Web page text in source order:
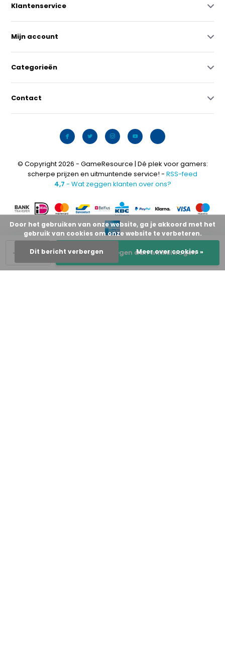
+
- Toevoegen aan winkelwagen
Klantenservice
Mijn account
Categorieën
Contact
© Copyright 2026 - GameResource | Dé plek voor gamers:
scherpe prijzen en uitmuntende service! - RSS-feed
4,7 - Wat zeggen klanten over ons?
Door het gebruiken van onze website, ga je akkoord met het
gebruik van cookies om onze website te verbeteren.
Dit bericht verbergen Meer over cookies »